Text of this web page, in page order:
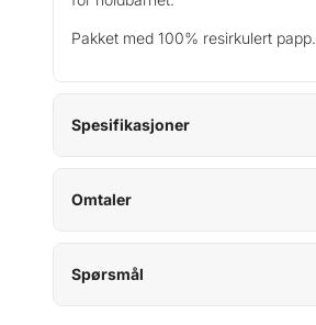
Pakket med 100% resirkulert papp.
Spesifikasjoner
Omtaler
Spørsmål